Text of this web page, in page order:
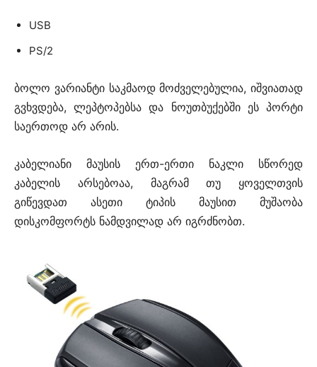
USB
PS/2
ბოლო ვარიანტი საკმაოდ მოძველებულია, იშვიათად
გვხვდება, ლეპტოპებსა და ნოუთბუქებში ეს პორტი
საერთოდ არ არის.
კაბელიანი მაუსის ერთ-ერთი ნაკლი სწორედ
კაბელის არსებოაა, მაგრამ თუ ყოველთვის
გიწევდათ ასეთი ტიპის მაუსით მუშაობა
დისკომფორტს ნამდვილად არ იგრძნობთ.